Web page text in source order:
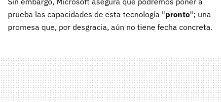
prueba las capacidades de esta tecnología "pronto"; una
promesa que, por desgracia, aún no tiene fecha concreta.